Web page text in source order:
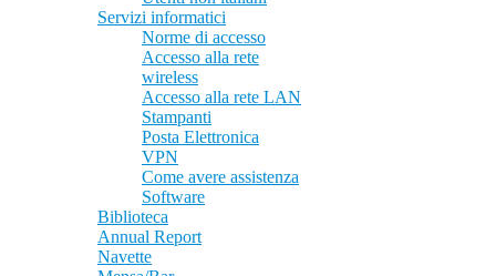
Servizi informatici
Norme di accesso
Accesso alla rete
wireless
Accesso alla rete LAN
Stampanti
Posta Elettronica
VPN
Come avere assistenza
Software
Biblioteca
Annual Report
Navette